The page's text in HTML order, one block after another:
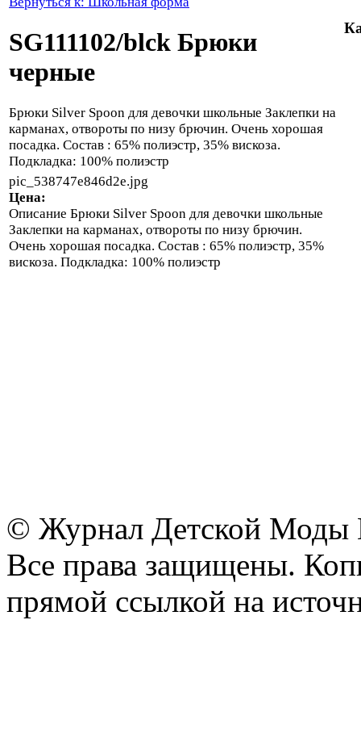
SG111102/blck Брюки
черные
Брюки Silver Spoon для девочки школьные Заклепки на
карманах, отвороты по низу брючин. Очень хорошая
посадка. Состав : 65% полиэстр, 35% вискоза.
Подкладка: 100% полиэстр
pic_538747e846d2e.jpg
Цена:
Описание Брюки Silver Spoon для девочки школьные
Заклепки на карманах, отвороты по низу брючин.
Очень хорошая посадка. Состав : 65% полиэстр, 35%
вискоза. Подкладка: 100% полиэстр
© Журнал Детской Моды
Все права защищены.
прямой ссылкой на